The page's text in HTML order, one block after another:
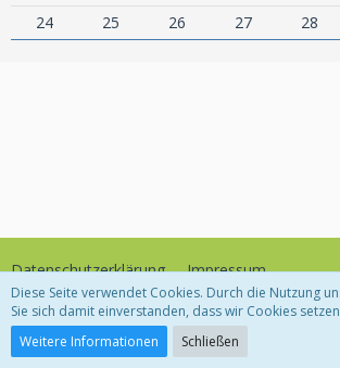
24
25 26 27 28
Datenschutzerklärung Impressum
Community-Software:
Diese Seite verwendet Cookies. Durch die Nutzung
Sie sich damit einverstanden, dass wir Cookies
Weitere Informationen
Schließen